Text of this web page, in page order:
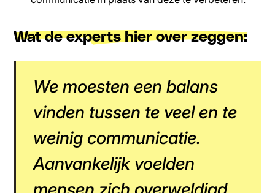
Wat de experts hier over zeggen:
We moesten een balans
vinden tussen te veel en te
weinig communicatie.
Aanvankelijk voelden